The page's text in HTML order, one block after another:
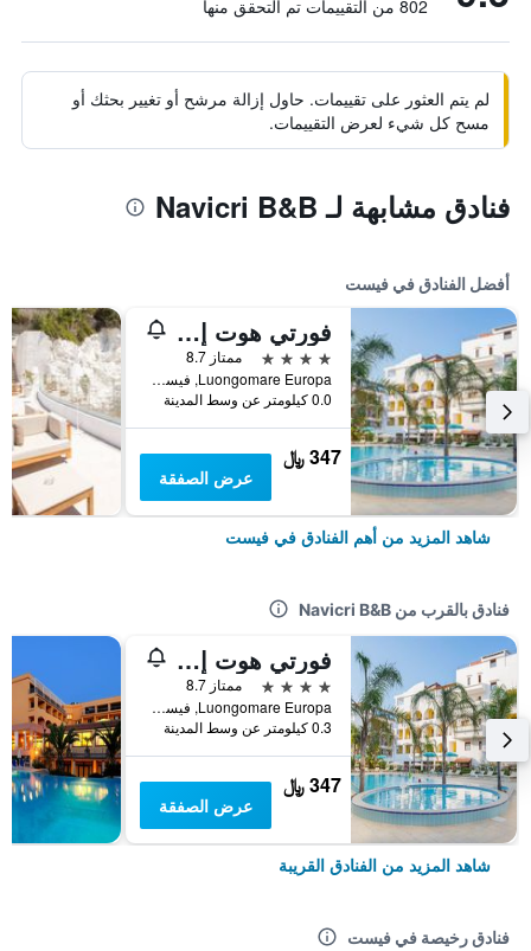
802 من التقييمات تم التحقق منها
لم يتم العثور على تقييمات. حاول إزالة مرشح أو تغيير بحثك أو
مسح كل شيء لعرض التقييمات.
فنادق مشابهة لـ Navicri B&B
أفضل الفنادق في فيست
فورتي هوت إس ا رٓإل
4 نجوم
ممتاز 8.7
Luongomare Europa, فيست, مقاطعة فودجا, إيطاليا
0.0 كيلومتر عن وسط المدينة
347 ﷼
عرض الصفقة
شاهد المزيد من أهم الفنادق في فيست
فنادق بالقرب من Navicri B&B
فورتي هوت إس ا رٓإل
4 نجوم
ممتاز 8.7
Luongomare Europa, فيست, مقاطعة فودجا, إيطاليا
0.3 كيلومتر عن وسط المدينة
347 ﷼
عرض الصفقة
شاهد المزيد من الفنادق القريبة
فنادق رخيصة في فيست